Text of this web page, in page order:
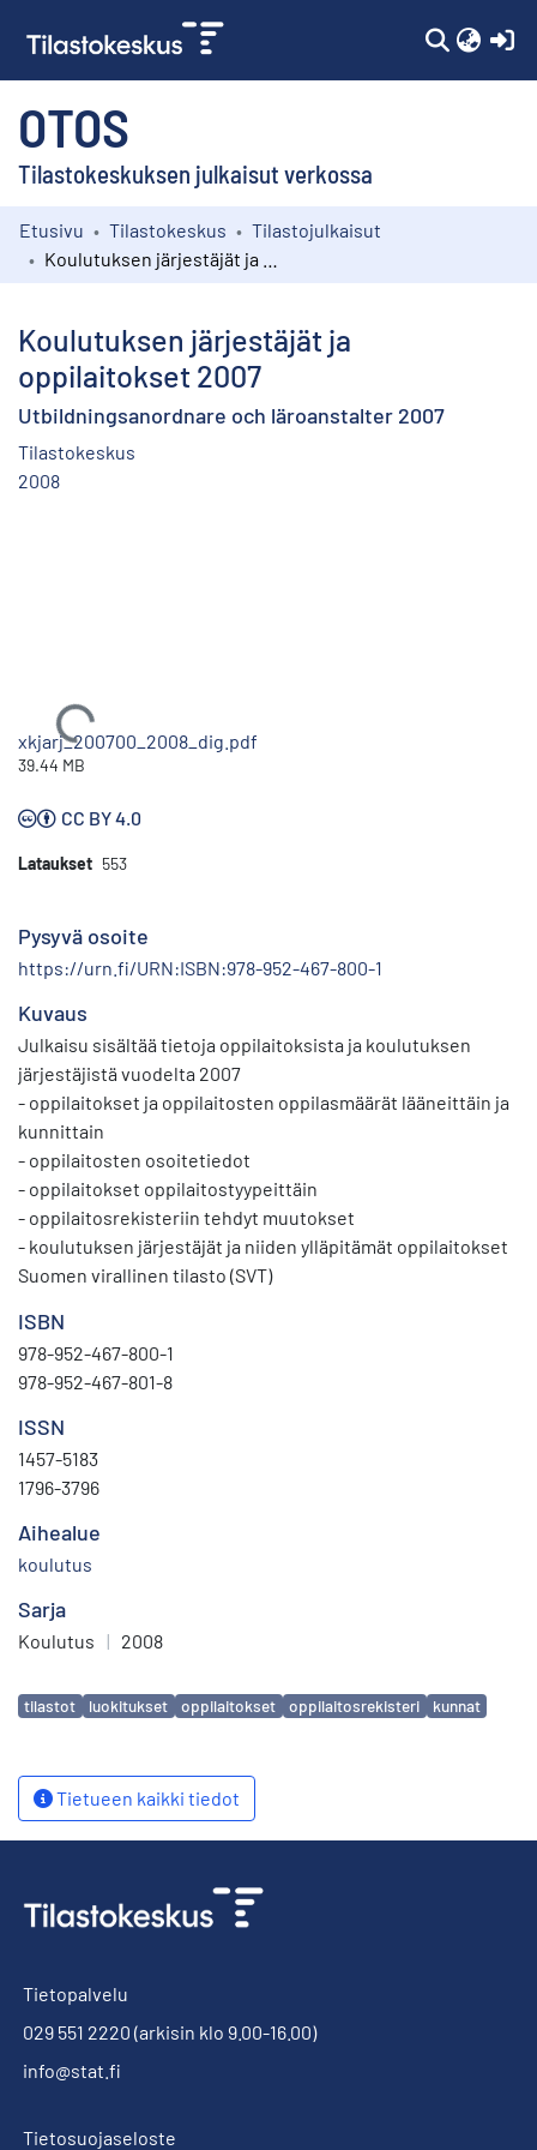
OTOS
Tilastokeskuksen julkaisut verkossa
Kokoelmat
Etusivu Tilastokeskus
Tilastojulkaisut
Koulutuksen järjestäjät ja
oppilaitokset 2007
Utbildningsanordnare och läroanstalter 2007
Tilastokeskus
2008
Ladataan...
xkjarj_200700_2008_dig.pdf
39.44 MB
CC BY 4.0
Lataukset 553
Pysyvä osoite
https://urn.fi/URN:ISBN:978-952-467-800-1
Kuvaus
Julkaisu sisältää tietoja oppilaitoksista ja koulutuksen
järjestäjistä vuodelta 2007
- oppilaitokset ja oppilaitosten oppilasmäärät lääneittäin ja
kunnittain
- oppilaitosten osoitetiedot
- oppilaitokset oppilaitostyypeittäin
- oppilaitosrekisteriin tehdyt muutokset
- koulutuksen järjestäjät ja niiden ylläpitämät oppilaitokset
Suomen virallinen tilasto (SVT)
ISBN
978-952-467-800-1
978-952-467-801-8
ISSN
1457-5183
1796-3796
Aihealue
koulutus
Sarja
Koulutus | 2008
Avainsanat
tilastot luokitukset oppilaitokset oppilaitosrekisteri kunnat
Tietueen kaikki tiedot
Tietopalvelu
029 551 2220 (arkisin klo 9.00-16.00)
info@stat.fi
Tietosuojaseloste